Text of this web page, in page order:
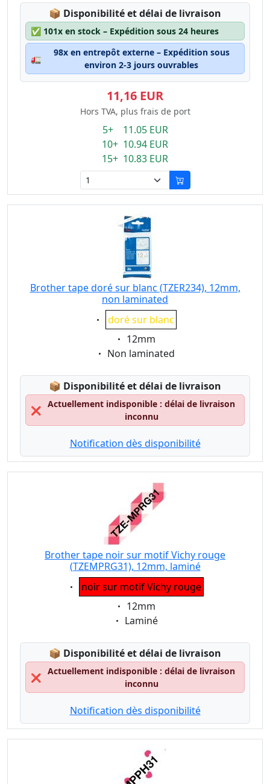
📦 Lagerstatus:
Disponibilité et délai de livraison
✅ 101x en stock – Expédition sous 24 heures
🚛
98x en entrepôt externe – Expédition sous
environ 2-3 jours ouvrables
11,16 EUR
Hors TVA, plus frais de port
5+ 11.05 EUR
10+ 10.94 EUR
15+ 10.83 EUR
Brother tape doré sur blanc (TZER234), 12mm,
non laminated
Eigenschaft:
doré sur blanc
Eigenschaft:
12mm
Eigenschaft:
Non laminated
📦 Lagerstatus:
Disponibilité et délai de livraison
❌
Actuellement indisponible : délai de livraison
inconnu
Notification dès disponibilité
Brother tape noir sur motif Vichy rouge
(TZEMPRG31), 12mm, laminé
Eigenschaft:
noir sur motif Vichy rouge
Eigenschaft:
12mm
Eigenschaft:
Laminé
📦 Lagerstatus:
Disponibilité et délai de livraison
❌
Actuellement indisponible : délai de livraison
inconnu
Notification dès disponibilité